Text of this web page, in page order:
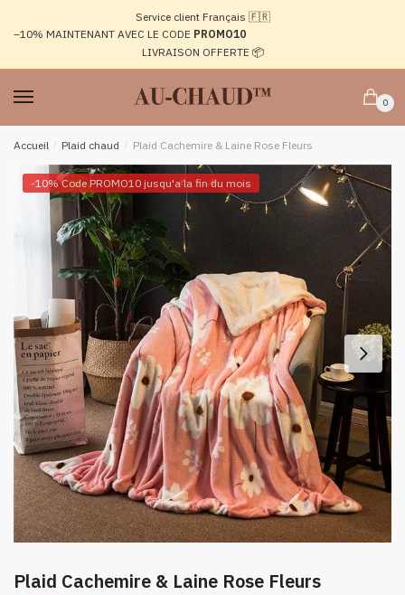
navigation
Service client Français 🇫🇷
–10% MAINTENANT AVEC LE CODE PROMO10
LIVRAISON OFFERTE 📦
0
Accueil / Plaid chaud / Plaid Cachemire & Laine Rose Fleurs
-10% Code PROMO10 jusqu'a la fin du mois
Plaid Cachemire & Laine Rose Fleurs